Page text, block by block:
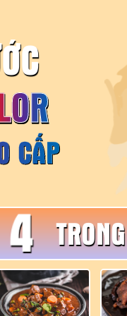
4 TRONG
CẤP